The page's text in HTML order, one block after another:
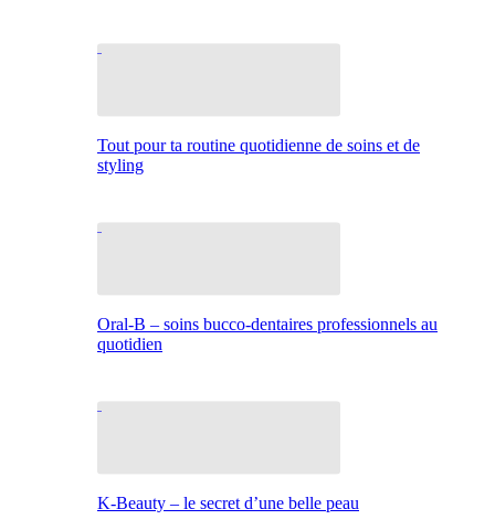
Tout pour ta routine quotidienne de soins et de
styling
Oral-B – soins bucco-dentaires professionnels au
quotidien
K-Beauty – le secret d’une belle peau